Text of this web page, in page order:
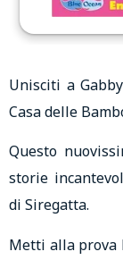
Unisciti a
Casa delle
Questo
storie
di Siregatta.
Metti alla prova